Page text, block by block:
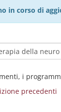
in corso di
i
precedenti